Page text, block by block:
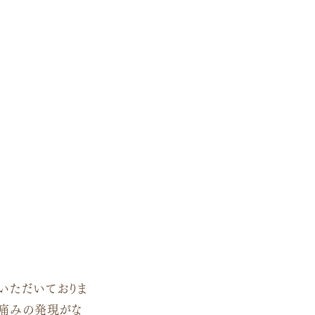
ただいておりま
みの発現がな